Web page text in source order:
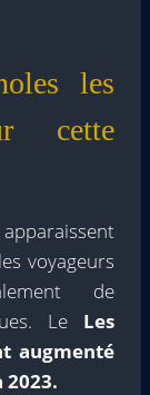
les
cette
voyageurs
de
Le Les
augmenté